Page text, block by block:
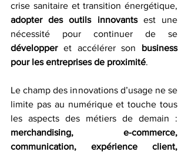
adopter des outils innovants est une
développer et accélérer son business
pour les entreprises de proximité.
Le champ des innovations d’usage ne se
limite pas au numérique et touche tous
merchandising, e-commerce,
communication, expérience client,